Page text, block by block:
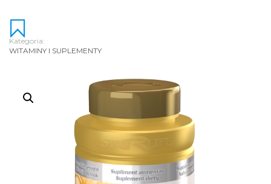
Kategoria:
WITAMINY I SUPLEMENTY